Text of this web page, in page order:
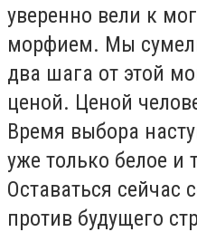
уверенно вели к
морфием. Мы
два шага от этой
ценой. Ценой
Время выбора
уже только белое и
Оставаться сейчас
против будущего